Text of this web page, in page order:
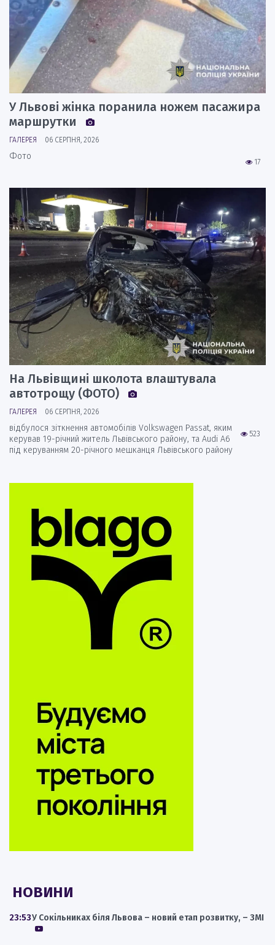
У Львові жінка поранила ножем пасажира
маршрутки
ГАЛЕРЕЯ 06 СЕРПНЯ, 2026
17
Фото
На Львівщині школота влаштувала
автотрощу (ФОТО)
ГАЛЕРЕЯ 06 СЕРПНЯ, 2026
523
відбулося зіткнення автомобілів Volkswagen Passat, яким
керував 19-річний житель Львівського району, та Audi А6
під керуванням 20-річного мешканця Львівського району
НОВИНИ
23:53У Сокільниках біля Львова – новий етап розвитку, – ЗМІ